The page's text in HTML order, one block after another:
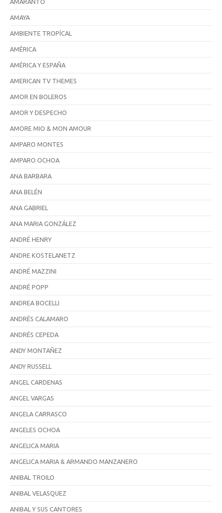
AMARANTO
AMAYA
AMBIENTE TROPÍCAL
AMÉRICA
AMÉRICA Y ESPAÑA
AMERICAN TV THEMES
AMOR EN BOLEROS
AMOR Y DESPECHO
AMORE MIO & MON AMOUR
AMPARO MONTES
AMPARO OCHOA
ANA BARBARA
ANA BELÉN
ANA GABRIEL
ANA MARIA GONZÁLEZ
ANDRÉ HENRY
ANDRE KOSTELANETZ
ANDRÉ MAZZINI
ANDRÉ POPP
ANDREA BOCELLI
ANDRÉS CALAMARO
ANDRÉS CEPEDA
ANDY MONTAÑEZ
ANDY RUSSELL
ANGEL CARDENAS
ANGEL VARGAS
ANGELA CARRASCO
ANGELES OCHOA
ANGELICA MARIA
ANGELICA MARIA & ARMANDO MANZANERO
ANIBAL TROILO
ANIBAL VELASQUEZ
ANIBAL Y SUS CANTORES